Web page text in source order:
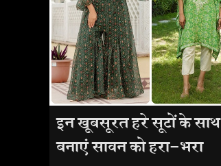
इन खूबसूरत हरे सूटों के साथ
बनाएं सावन को हरा-भरा